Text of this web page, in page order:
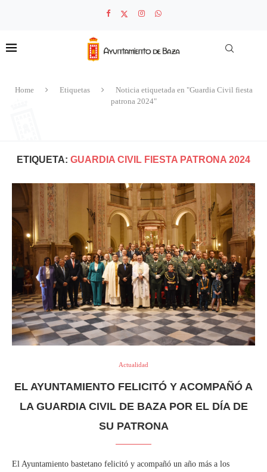
Home Etiquetas
Noticia etiquetada en "Guardia Civil fiesta
patrona 2024"
ETIQUETA: GUARDIA CIVIL FIESTA PATRONA 2024
Actualidad
EL AYUNTAMIENTO FELICITÓ Y ACOMPAÑÓ A
LA GUARDIA CIVIL DE BAZA POR EL DÍA DE
SU PATRONA
El Ayuntamiento bastetano felicitó y acompañó un año más a los